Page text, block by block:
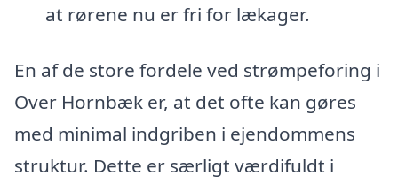
at rørene nu er fri for lækager.
En af de store fordele ved strømpeforing i
Over Hornbæk er, at det ofte kan gøres
med minimal indgriben i ejendommens
struktur. Dette er særligt værdifuldt i